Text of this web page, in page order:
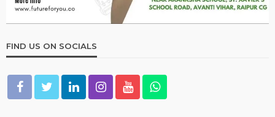
FIND US ON SOCIALS